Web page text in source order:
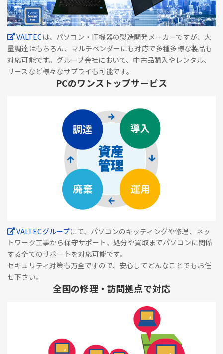
VALTECは、パソコン・IT機器の製造開発メーカーですが、大
量調達はもちろん、マルチベンダーにも対応で多種多様な製品も
対応可能です。グループ会社において、中古品購入やレンタル、
リースなど様々なサプライも可能です。
PCのワンストップサービス
VALTECグループにて、パソコンのキッティングや修理、ネッ
トワーク工事から保守サポート、処分や買取までパソコンに関係
する全てのサポートを対応可能です。
セキュリティ対策も万全ですので、安心してどんなことでもお任
せ下さい。
全国の修理・訪問拠点で対応